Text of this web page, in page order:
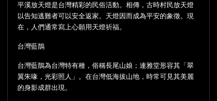
平溪放天燈是台灣精彩的民俗活動。相傳，古時村民放天燈
以告知逃難者可以安全返家。天燈因而成為平安的象徵。現
在，人們通常寫上心願用天燈祈福。
台灣藍鵲
台灣藍鵲為台灣特有種，俗稱長尾山娘；連雅堂形容其「翠
翼朱喙，光彩照人」。在台灣低海拔山地，時常可見其美麗
的身影成群出現。